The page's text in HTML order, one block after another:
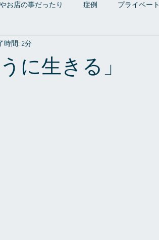
お店の事だったり 症例 プライベート
ート
に生きる」
時間: 2分